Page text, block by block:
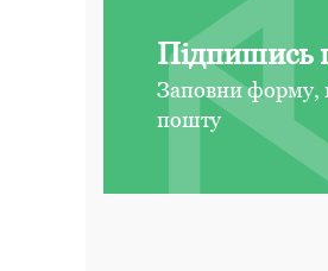
Підпишись
Заповни форму,
пошту